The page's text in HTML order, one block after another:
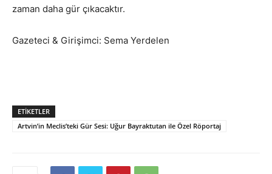
zaman daha gür çıkacaktır.
Gazeteci & Girişimci: Sema Yerdelen
ETIKETLER
Artvin’in Meclis’teki Gür Sesi: Uğur Bayraktutan ile Özel Röportaj